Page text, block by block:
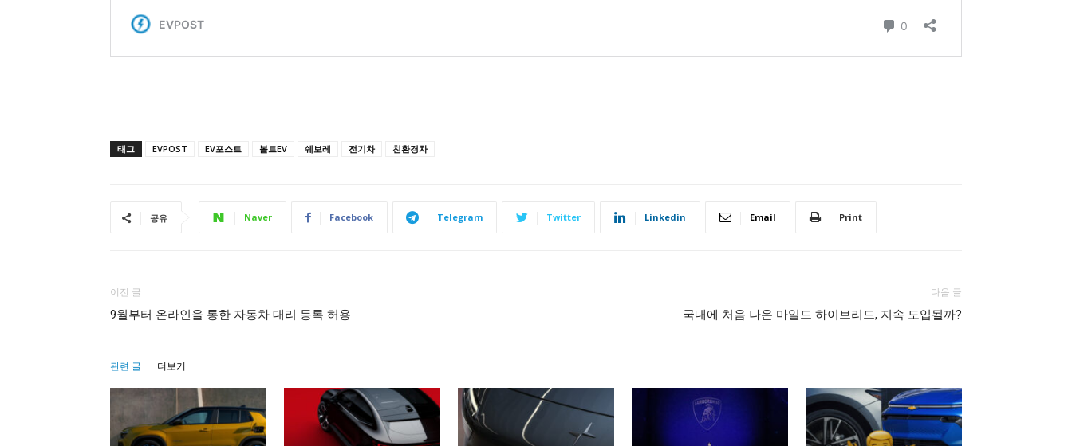
태그 EVPOST EV포스트 볼트EV 쉐보레 전기차 친환경차
공유 Naver Facebook Telegram Twitter Linkedin Email Print
이전 글
9월부터 온라인을 통한 자동차 대리 등록 허용
다음 글
국내에 처음 나온 마일드 하이브리드, 지속 도입될까?
관련 글 더보기